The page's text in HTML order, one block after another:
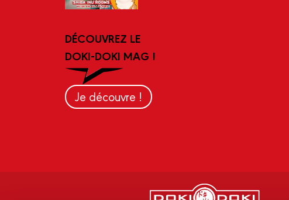
DÉCOUVREZ LE
DOKI-DOKI MAG !
Je découvre !